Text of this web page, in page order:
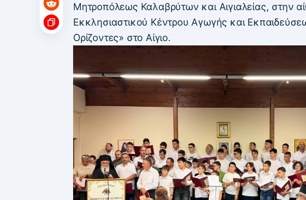
Μητροπόλεως Καλαβρύτων και Αιγιαλείας, στην
Εκκλησιαστικού Κέντρου Αγωγής και
Ορίζοντες» στο Αίγιο.